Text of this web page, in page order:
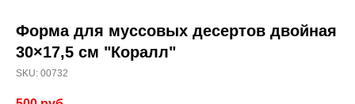
Форма для муссовых десертов двойная
30×17,5 см "Коралл"
SKU: 00732